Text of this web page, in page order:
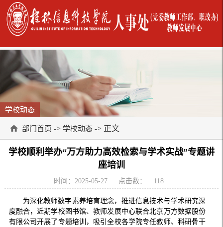
学校动态
部门首页 -> 学校动态 -> 正文
学校顺利举办“万方助力高效检索与学术实战”专题讲
座培训
时间：2025-05-27 点击数： 118
为深化教师数字素养培育理念，推进信息技术与学术研究深
度融合，近期学校图书馆、教师发展中心联合北京万方数据股份
有限公司开展了专题培训，吸引全校各学院专任教师、科研骨干